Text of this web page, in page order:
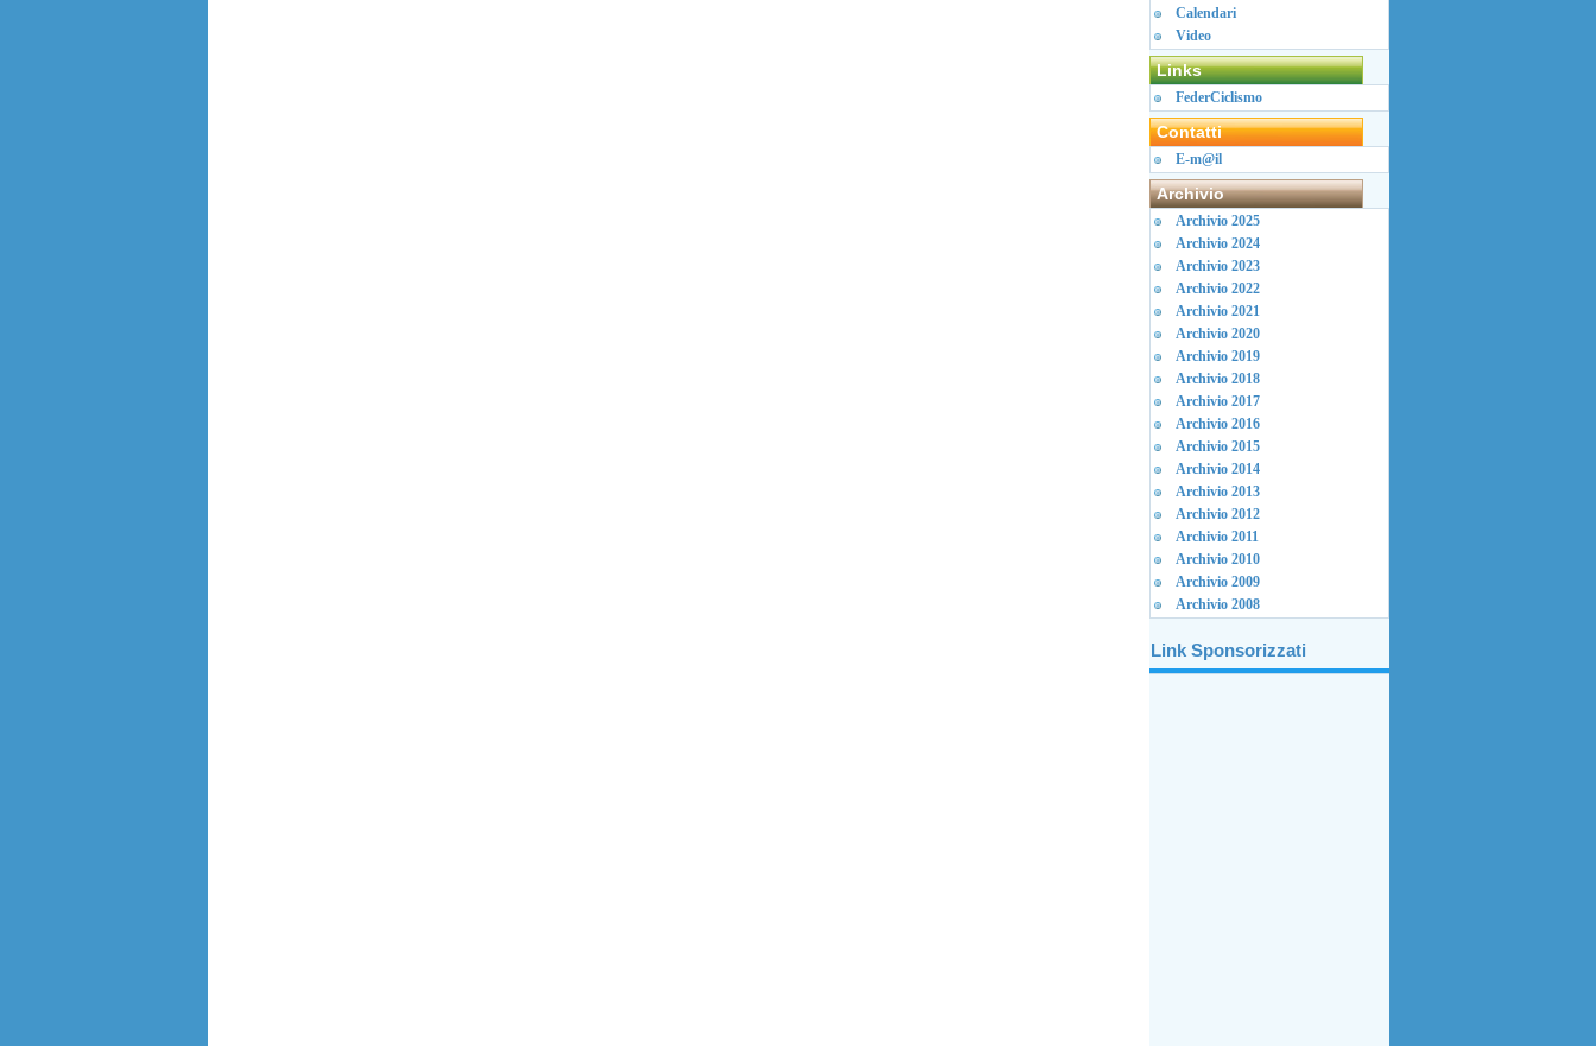
Calendari
Video
Links
FederCiclismo
Contatti
E-m@il
Archivio
Archivio 2025
Archivio 2024
Archivio 2023
Archivio 2022
Archivio 2021
Archivio 2020
Archivio 2019
Archivio 2018
Archivio 2017
Archivio 2016
Archivio 2015
Archivio 2014
Archivio 2013
Archivio 2012
Archivio 2011
Archivio 2010
Archivio 2009
Archivio 2008
Link Sponsorizzati